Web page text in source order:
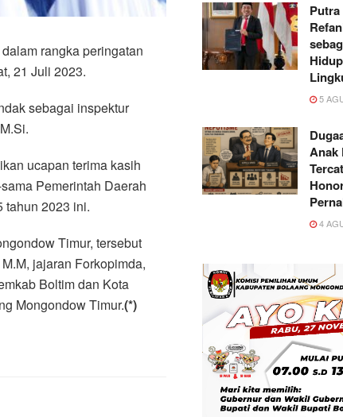
rangka peringatan
21 Juli 2023.
sebagai inspektur
ucapan terima kasih
Pemerintah Daerah
tahun 2023 ini.
Timur, tersebut
jajaran Forkopimda,
Boltim dan Kota
Mongondow Timur.(*)
5
Anak
4